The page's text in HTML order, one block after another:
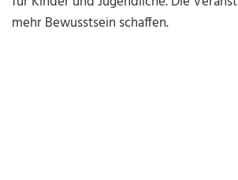
mehr Bewusstsein schaffen.